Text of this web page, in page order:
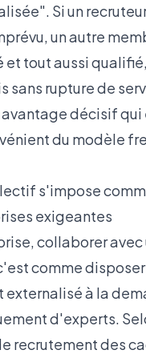
Si un
un autre
tout aussi
sans rupture de
décisif qui
du modèle
s'impose
exigeantes
collaborer
comme
externalisé à la
d'experts.
recrutement des